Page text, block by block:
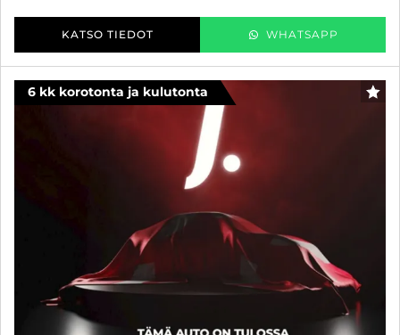
KATSO TIEDOT WHATSAPP
6 kk korotonta ja kulutonta